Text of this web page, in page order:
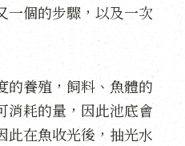
一個的步驟，以及一次
的養殖，飼料、魚體的
消耗的量，因此池底會
此在魚收光後，抽光水